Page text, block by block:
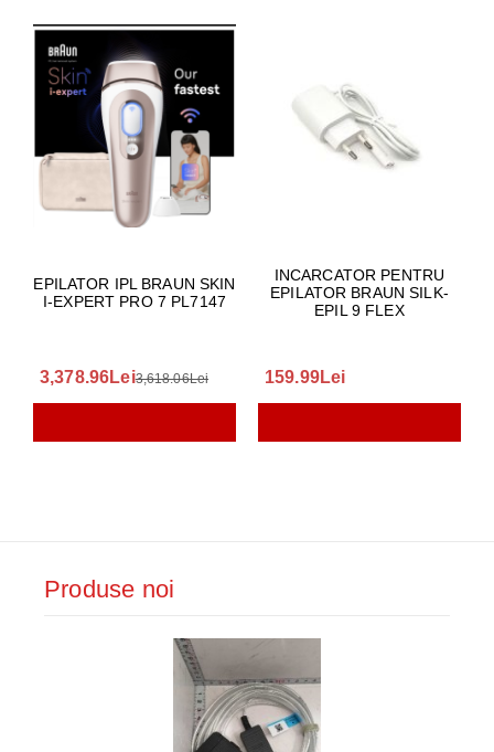
EPILATOR IPL BRAUN SKIN
I-EXPERT PRO 7 PL7147
3,378.96Lei3,618.06Lei
INCARCATOR PENTRU
EPILATOR BRAUN SILK-
EPIL 9 FLEX
159.99Lei
Produse noi